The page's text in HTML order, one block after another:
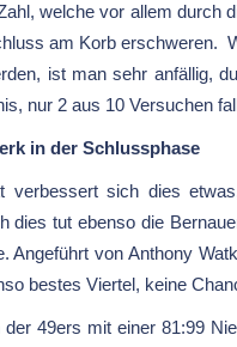
welche vor allem durch
am Korb erschweren.
ist man sehr anfällig,
nur 2 aus 10 Versuchen
in der Schlussphase
verbessert sich dies
dies tut ebenso die
Angeführt von Anthony
bestes Viertel, keine
der 49ers mit einer 81:99